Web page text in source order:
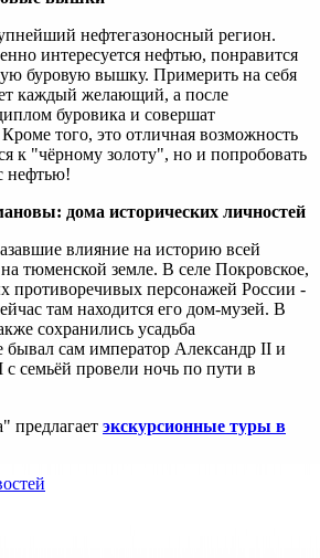
нефтегазоносный регион.
интересуется нефтью, понравится
буровую вышку. Примерить на себя
каждый желающий, а после
буровика и совершат
того, это отличная возможность
к "чёрному золоту", но и попробовать
нефтью!
дома исторических личностей
влияние на историю всей
тюменской земле. В селе Покровское,
противоречивых персонажей России -
там находится его дом-музей. В
сохранились усадьба
бывал сам император Александр II и
с семьёй провели ночь по пути в
предлагает экскурсионные туры в